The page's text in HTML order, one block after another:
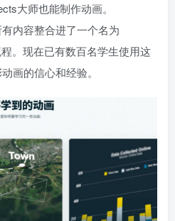
大师也能制作动画。
内容整合进了一个名为
。现在已有数百名学生使用这
画的信心和经验。